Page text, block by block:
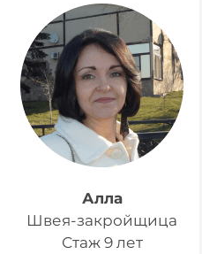
Алла
Швея-закройщица
Стаж 9 лет